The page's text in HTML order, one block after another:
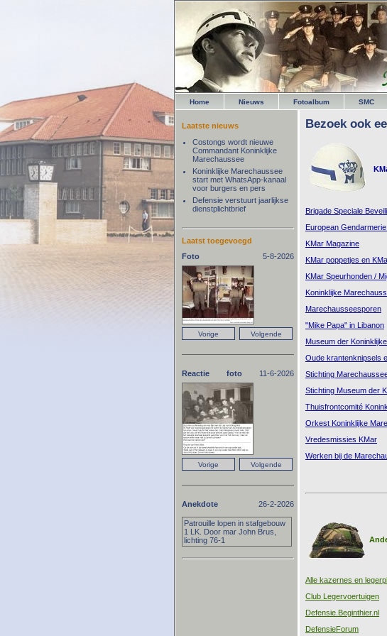
Home Nieuws Fotoalbum SMC
Bezoek ook
Brigade Speciale
European
KMar Magazine
KMar poppetjes en
KMar Speurhonden /
Koninklijke
Marechausseesporen
"Mike Papa" in Libanon
Museum der
Oude krantenknipsels
Stichting
Stichting Museum der
Thuisfrontcomité
Orkest Koninklijke
Vredesmissies KMar
Werken bij de
Alle kazernes en
Club Legervoertuigen
Defensie.Beginthier.nl
DefensieForum
Laatste nieuws
Costongs wordt nieuwe
Commandant Koninklijke
Marechaussee
Koninklijke Marechaussee
start met WhatsApp-kanaal
voor burgers en pers
Defensie verstuurt jaarlijkse
dienstplichtbrief
Laatst toegevoegd
Foto
5-8-2026
Reactie foto 11-6-2026
Anekdote 26-2-2026
Patrouille lopen in stafgebouw
1 LK. Door mar John Brus,
lichting 76-1